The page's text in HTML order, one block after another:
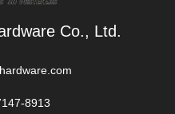
Co., Ltd.
8913